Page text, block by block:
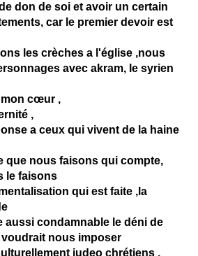
don de soi et avoir un certain
car le premier devoir est
les crèches a l'église ,nous
avec akram, le syrien
mon cœur ,
,
a ceux qui vivent de la haine
que nous faisons qui compte,
le faisons
qui est faite ,la
aussi condamnable le déni de
nous imposer
judeo chrétiens ,